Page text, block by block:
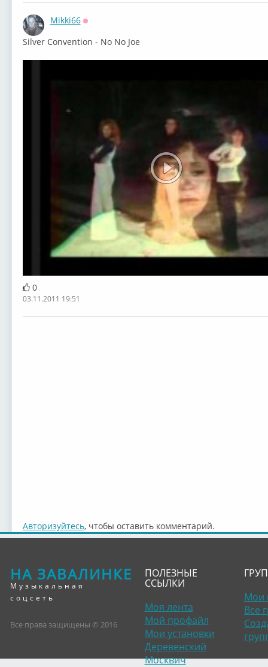
Mikki66
Silver Convention - No No Joe
0
03.11.2011 19:51
Авторизуйтесь, чтобы оставить комментарий.
НА ЗАВАЛИНКЕ
Музыкальная
соцсеть
Все права защищены © 2016
ПОЛЕЗНЫЕ
ССЫЛКИ
Моя лента
Мой профайл
Мои установки
Деревенский
Москвич
Мои
Все